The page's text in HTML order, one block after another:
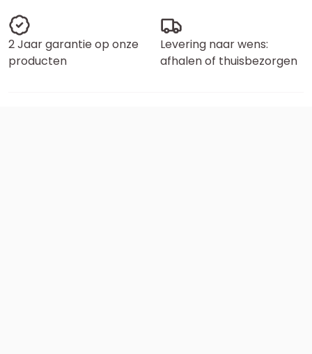
2 Jaar garantie op onze
producten
Levering naar wens:
afhalen of thuisbezorgen